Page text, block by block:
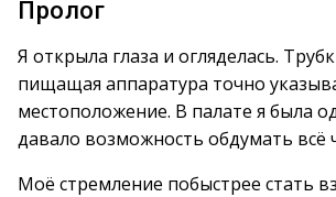
Пролог
Я открыла глаза и огляделась.
пищащая аппаратура точно
местоположение. В палате я была
давало возможность обдумать всё
Моё стремление побыстрее стать